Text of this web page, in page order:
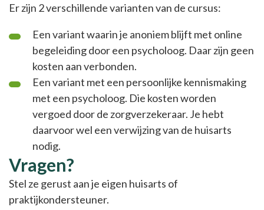
Er zijn 2 verschillende varianten van de cursus:
Een variant waarin je anoniem blijft met online
begeleiding door een psycholoog. Daar zijn geen
kosten aan verbonden.
Een variant met een persoonlijke kennismaking
met een psycholoog. Die kosten worden
vergoed door de zorgverzekeraar. Je hebt
daarvoor wel een verwijzing van de huisarts
nodig.
Vragen?
Stel ze gerust aan je eigen huisarts of
praktijkondersteuner.